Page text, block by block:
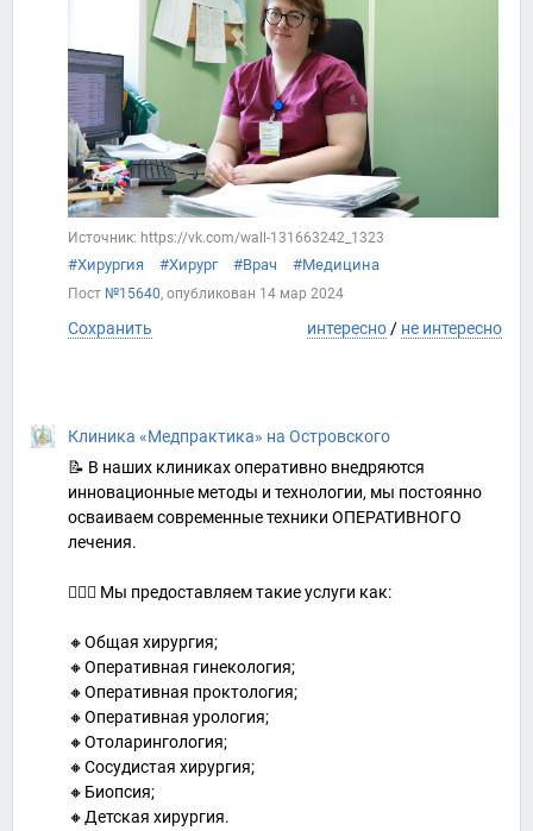
Источник: https://vk.com/wall-131663242_1323
#Хирургия #Хирург #Врач #Медицина
Пост №15640, опубликован 14 мар 2024
Сохранить интересно/ не интересно
Клиника «Медпрактика» на Островского
📝 В наших клиниках оперативно внедряются
инновационные методы и технологии, мы постоянно
осваиваем современные техники ОПЕРАТИВНОГО
лечения.
👨🏼‍⚕️ Мы предоставляем такие услуги как:
🔸Общая хирургия;
🔸Оперативная гинекология;
🔸Оперативная проктология;
🔸Оперативная урология;
🔸Отоларингология;
🔸Сосудистая хирургия;
🔸Биопсия;
🔸Детская хирургия.